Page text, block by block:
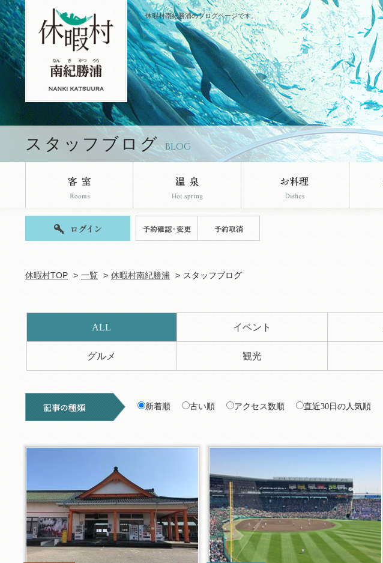
休暇村南紀勝浦のブログページです。
スタッフブログ BLOG
休暇村TOP 一覧 休暇村南紀勝浦 スタッフブログ
ALL イベント
グルメ 観光
新着順 古い順 アクセス数順 直近30日の人気順